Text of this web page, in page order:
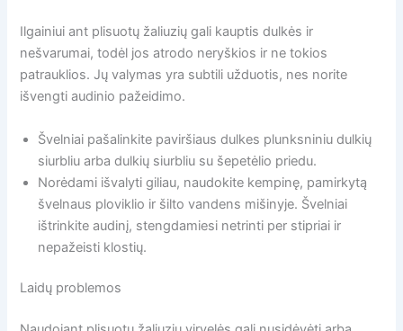
Ilgainiui ant plisuotų žaliuzių gali kauptis dulkės ir
nešvarumai, todėl jos atrodo neryškios ir ne tokios
patrauklios. Jų valymas yra subtili užduotis, nes norite
išvengti audinio pažeidimo.
Švelniai pašalinkite paviršiaus dulkes plunksniniu dulkių
siurbliu arba dulkių siurbliu su šepetėlio priedu.
Norėdami išvalyti giliau, naudokite kempinę, pamirkytą
švelnaus ploviklio ir šilto vandens mišinyje. Švelniai
ištrinkite audinį, stengdamiesi netrinti per stipriai ir
nepažeisti klostių.
Laidų problemos